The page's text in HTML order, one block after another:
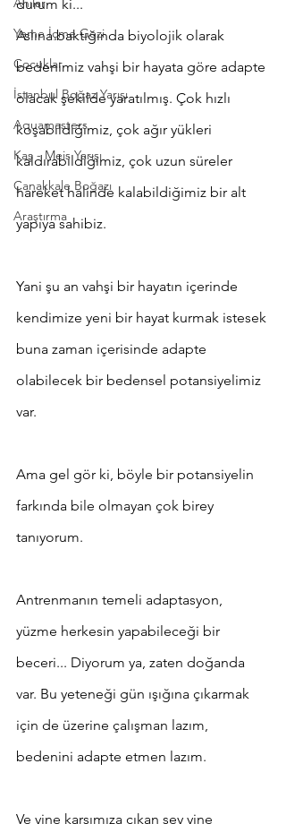
Yeme İçme Gezi
Çocuklar
İstanbul Boğaz Yarışı
Aquamasters
Kaş - Meis Yarışı
Çanakkale Boğazı
Araştırma
durum ki...
Aslına baktığında biyolojik olarak
bedenimiz vahşi bir hayata göre adapte
olacak şekilde yaratılmış. Çok hızlı
koşabildiğimiz, çok ağır yükleri
kaldırabildiğimiz, çok uzun süreler
hareket halinde kalabildiğimiz bir alt
yapıya sahibiz.
Yani şu an vahşi bir hayatın içerinde
kendimize yeni bir hayat kurmak istesek
buna zaman içerisinde adapte
olabilecek bir bedensel potansiyelimiz
var.
Ama gel gör ki, böyle bir potansiyelin
farkında bile olmayan çok birey
tanıyorum.
Antrenmanın temeli adaptasyon,
yüzme herkesin yapabileceği bir
beceri... Diyorum ya, zaten doğanda
var. Bu yeteneği gün ışığına çıkarmak
için de üzerine çalışman lazım,
bedenini adapte etmen lazım.
Ve yine karşımıza çıkan şey yine